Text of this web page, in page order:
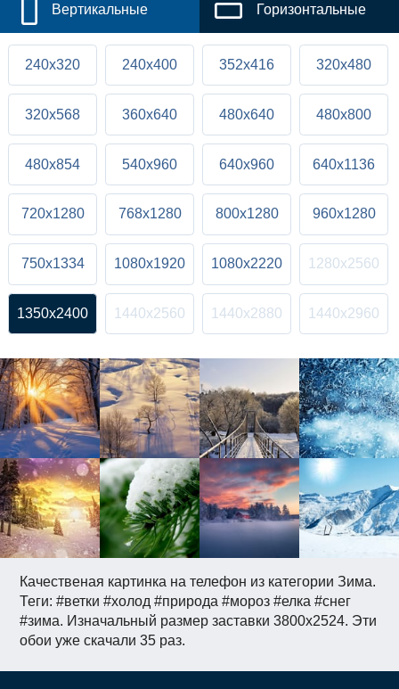
Качественая картинка на телефон из категории Зима.
Теги: #ветки #холод #природа #мороз #елка #снег
#зима. Изначальный размер заставки 3800x2524. Эти
обои уже скачали 35 раз.
Вертикальные Горизонтальные
240x320 240x400 352x416 320x480
320x568 360x640 480x640 480x800
480x854 540x960 640x960 640x1136
720x1280 768x1280 800x1280 960x1280
750x1334 1080x1920 1080x2220 1280x2560
1350x2400 1440x2560 1440x2880 1440x2960